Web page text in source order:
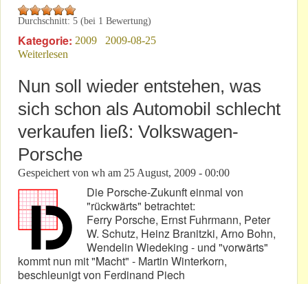
Durchschnitt: 5 (bei 1 Bewertung)
Kategorie: 2009
2009-08-25
Weiterlesen
Nun soll wieder entstehen, was
sich schon als Automobil schlecht
verkaufen ließ: Volkswagen-
Porsche
Gespeichert von wh am 25 August, 2009 - 00:00
Die Porsche-Zukunft einmal von
"rückwärts" betrachtet:
Ferry Porsche, Ernst Fuhrmann, Peter
W. Schutz, Heinz Branitzki, Arno Bohn,
Wendelin Wiedeking - und "vorwärts"
kommt nun mit "Macht" - Martin Winterkorn,
beschleunigt von Ferdinand Piech